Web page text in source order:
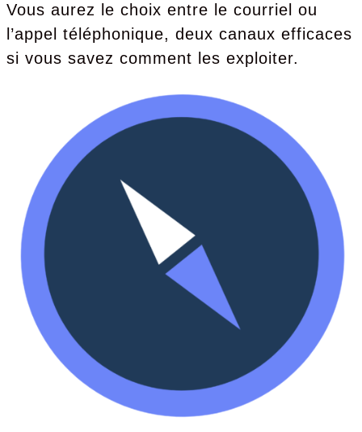
Vous aurez le choix entre le courriel ou
l’appel téléphonique, deux canaux efficaces
si vous savez comment les exploiter.